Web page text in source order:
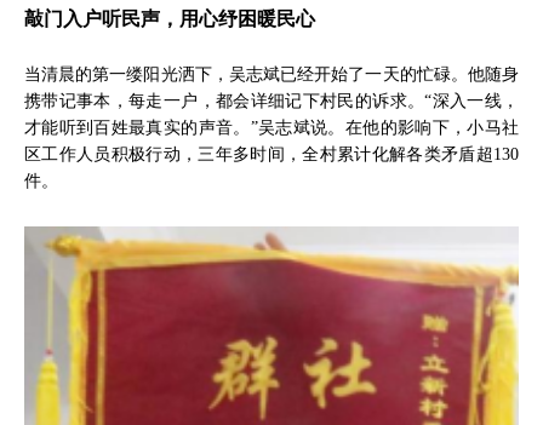
敲门入户听民声，用心纾困暖民心
当清晨的第一缕阳光洒下，吴志斌已经开始了一天的忙碌。他随身
携带记事本，每走一户，都会详细记下村民的诉求。“深入一线，
才能听到百姓最真实的声音。”吴志斌说。在他的影响下，小马社
区工作人员积极行动，三年多时间，全村累计化解各类矛盾超130
件。